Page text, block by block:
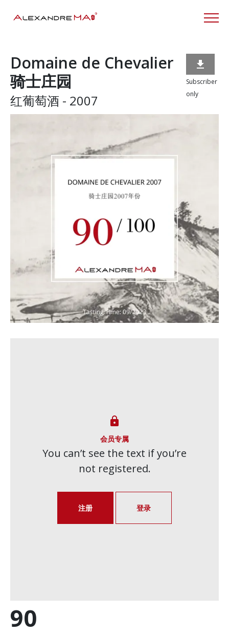
90
Domaine de Chevalier
骑士庄园
红葡萄酒 - 2007

Subscriber
only

会员专属
You can’t see the text if you’re
not registered.
注册 登录